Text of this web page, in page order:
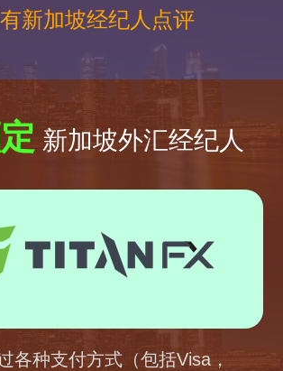
新加坡经纪人点评
新加坡外汇经纪人
各种支付方式（包括Visa，